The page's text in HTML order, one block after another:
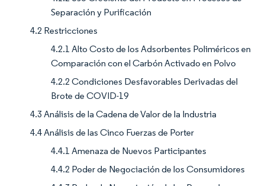
Separación y Purificación
4.2 Restricciones
4.2.1 Alto Costo de los Adsorbentes Poliméricos en
Comparación con el Carbón Activado en Polvo
4.2.2 Condiciones Desfavorables Derivadas del
Brote de COVID-19
4.3 Análisis de la Cadena de Valor de la Industria
4.4 Análisis de las Cinco Fuerzas de Porter
4.4.1 Amenaza de Nuevos Participantes
4.4.2 Poder de Negociación de los Consumidores